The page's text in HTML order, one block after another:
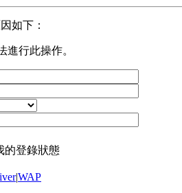
如下：
進行此操作。
的登錄狀態
|WAP